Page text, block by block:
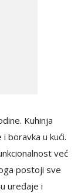
Kuhinja
boravka u kući.
već
postoji sve
uređaje i